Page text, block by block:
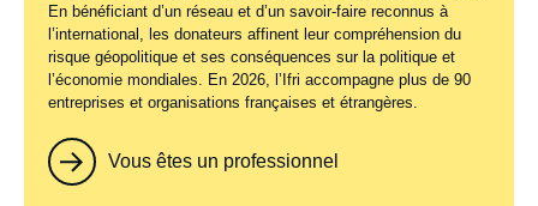
En bénéficiant d’un réseau et d’un savoir-faire reconnus à
l’international, les donateurs affinent leur compréhension du
risque géopolitique et ses conséquences sur la politique et
l’économie mondiales. En 2026, l’Ifri accompagne plus de 90
entreprises et organisations françaises et étrangères.
Vous êtes un professionnel